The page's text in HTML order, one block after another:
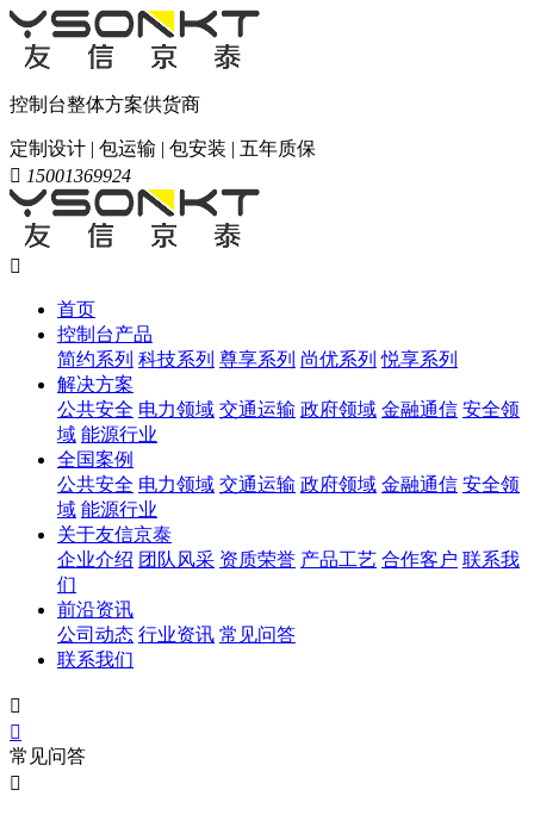
控制台整体方案供货商
定制设计 | 包运输 | 包安装 | 五年质保
 15001369924

首页
控制台产品
简约系列 科技系列 尊享系列 尚优系列 悦享系列
解决方案
公共安全 电力领域 交通运输 政府领域 金融通信 安全领
域 能源行业
全国案例
公共安全 电力领域 交通运输 政府领域 金融通信 安全领
域 能源行业
关于友信京泰
企业介绍 团队风采 资质荣誉 产品工艺 合作客户 联系我
们
前沿资讯
公司动态 行业资讯 常见问答
联系我们


常见问答
